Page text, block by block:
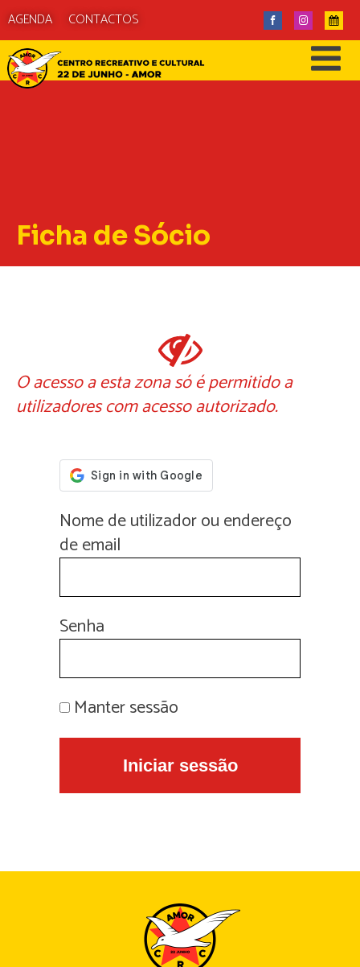
AGENDA CONTACTOS
Ficha de Sócio
O acesso a esta zona só é permitido a
utilizadores com acesso autorizado.
Nome de utilizador ou endereço
de email
Senha
Manter sessão